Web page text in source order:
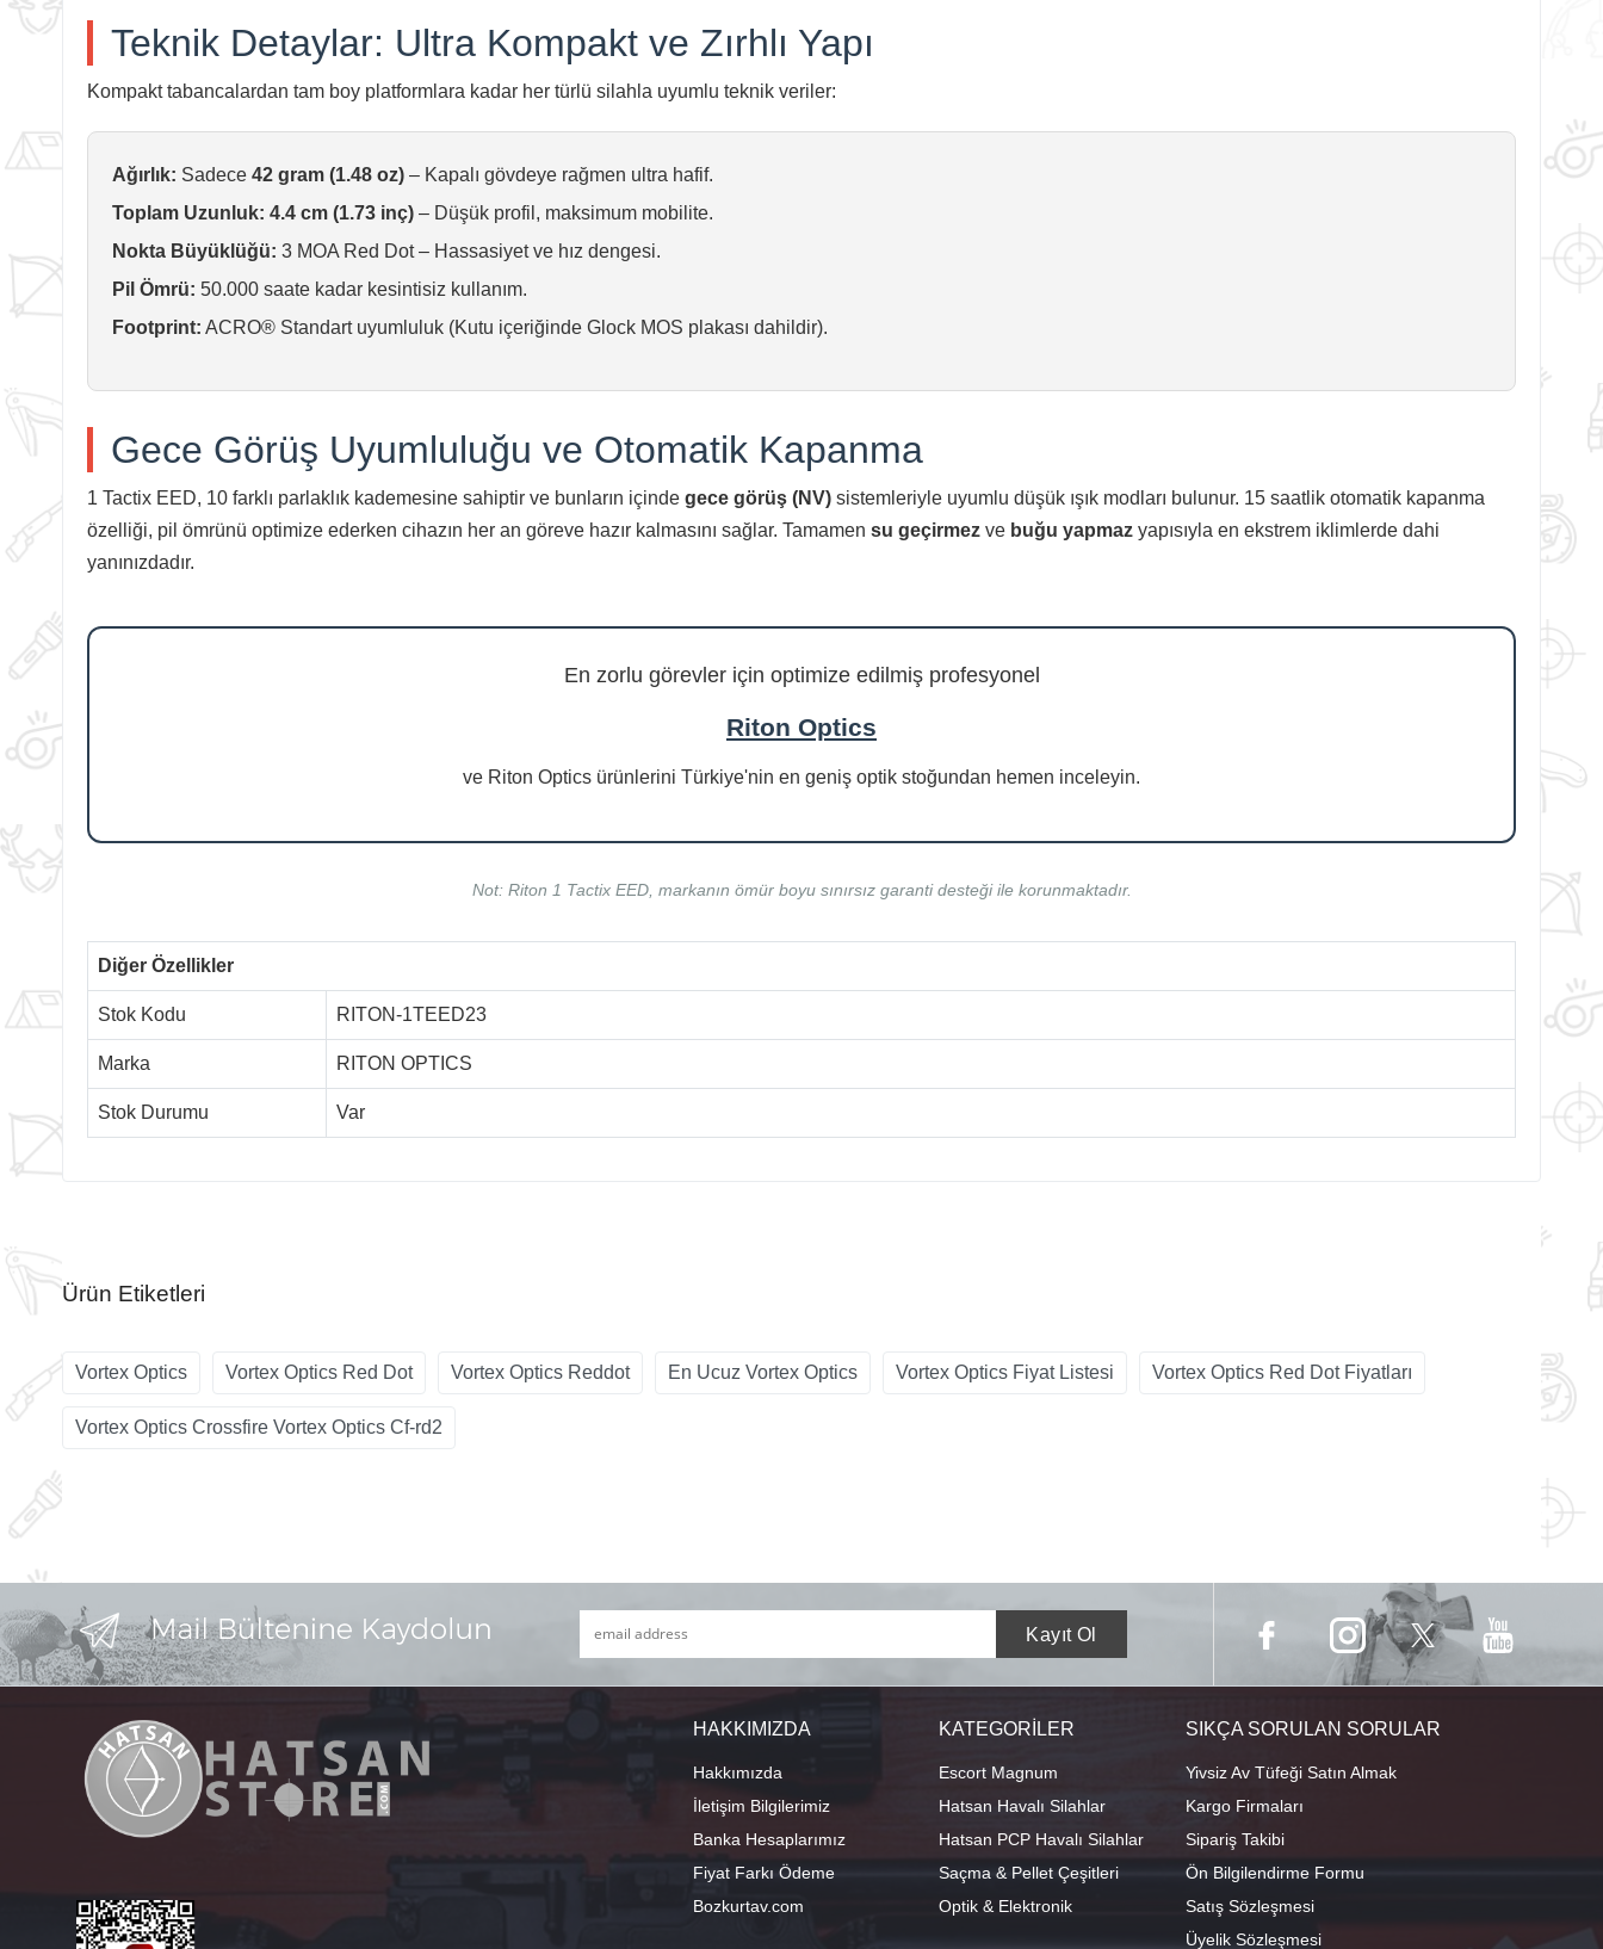
Teknik Detaylar: Ultra Kompakt ve Zırhlı Yapı
Kompakt tabancalardan tam boy platformlara kadar her türlü silahla uyumlu teknik veriler:
Ağırlık: Sadece 42 gram (1.48 oz) – Kapalı gövdeye rağmen ultra hafif.
Toplam Uzunluk: 4.4 cm (1.73 inç) – Düşük profil, maksimum mobilite.
Nokta Büyüklüğü: 3 MOA Red Dot – Hassasiyet ve hız dengesi.
Pil Ömrü: 50.000 saate kadar kesintisiz kullanım.
Footprint: ACRO® Standart uyumluluk (Kutu içeriğinde Glock MOS plakası dahildir).
Gece Görüş Uyumluluğu ve Otomatik Kapanma
1 Tactix EED, 10 farklı parlaklık kademesine sahiptir ve bunların içinde gece görüş (NV) sistemleriyle uyumlu düşük ışık modları bulunur. 15 saatlik otomatik kapanma
özelliği, pil ömrünü optimize ederken cihazın her an göreve hazır kalmasını sağlar. Tamamen su geçirmez ve buğu yapmaz yapısıyla en ekstrem iklimlerde dahi
yanınızdadır.
En zorlu görevler için optimize edilmiş profesyonel
Riton Optics
ve Riton Optics ürünlerini Türkiye'nin en geniş optik stoğundan hemen inceleyin.
Not: Riton 1 Tactix EED, markanın ömür boyu sınırsız garanti desteği ile korunmaktadır.
Diğer Özellikler
Stok Kodu RITON-1TEED23
Marka RITON OPTICS
Stok Durumu Var
Ürün Etiketleri
Vortex Optics Vortex Optics Red Dot Vortex Optics Reddot En Ucuz Vortex Optics Vortex Optics Fiyat Listesi Vortex Optics Red Dot Fiyatları
Vortex Optics Crossfire Vortex Optics Cf-rd2
HAKKIMIZDA
Hakkımızda
İletişim Bilgilerimiz
Banka Hesaplarımız
Fiyat Farkı Ödeme
Bozkurtav.com
KATEGORİLER
Escort Magnum
Hatsan Havalı Silahlar
Hatsan PCP Havalı Silahlar
Saçma & Pellet Çeşitleri
Optik & Elektronik
SIKÇA SORULAN SORULAR
Yivsiz Av Tüfeği Satın Almak
Kargo Firmaları
Sipariş Takibi
Ön Bilgilendirme Formu
Satış Sözleşmesi
Üyelik Sözleşmesi